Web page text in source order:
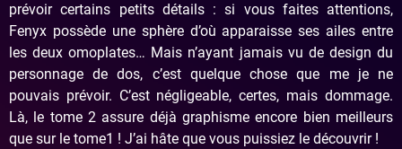
prévoir certains petits détails : si vous faites attentions,
Fenyx possède une sphère d’où apparaisse ses ailes entre
les deux omoplates… Mais n’ayant jamais vu de design du
personnage de dos, c’est quelque chose que me je ne
pouvais prévoir. C’est négligeable, certes, mais dommage.
Là, le tome 2 assure déjà graphisme encore bien meilleurs
que sur le tome1 ! J’ai hâte que vous puissiez le découvrir !